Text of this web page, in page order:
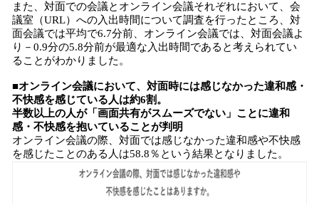
また、対面での会議とオンライン会議それぞれにおいて、会
議室（URL）への入出時間について調査を行ったところ、対
面会議では平均で6.7分前、オンライン会議では、対面会議よ
り－0.9分の5.8分前が最適な入出時間であると考えられてい
ることがわかりました。
■オンライン会議において、対面時には感じなかった違和感・
不快感を感じている人は約6割。
半数以上の人が「画面共有がスムーズでない」ことに違和
感・不快感を抱いていることが判明
オンライン会議の際、対面では感じなかった違和感や不快感
を感じたことのある人は58.8％という結果となりました。